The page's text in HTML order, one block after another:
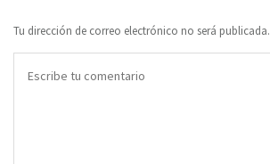
Tu dirección de correo electrónico no será publicada.